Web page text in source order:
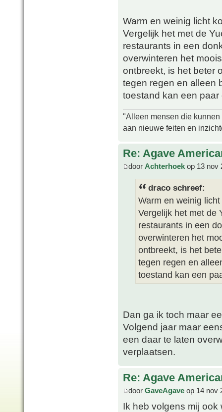
Warm en weinig licht
Vergelijk het met de
restaurants in een
overwinteren het
ontbreekt, is het beter
tegen regen en alleen
toestand kan een
"Alleen mensen die
aan nieuwe feiten en
Re: Agave
door Achterhoek op 13 nov
draco schreef:
Warm en weinig
Vergelijk het met de
restaurants in een
overwinteren het
ontbreekt, is het
tegen regen en
toestand kan een
Dan ga ik toch maar
Volgend jaar maar
een daar te laten
verplaatsen.
Re: Agave
door GaveAgave op 14 nov
Ik heb volgens mij